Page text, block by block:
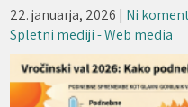
22. januarja, 2026 | Ni
Spletni mediji - Web media